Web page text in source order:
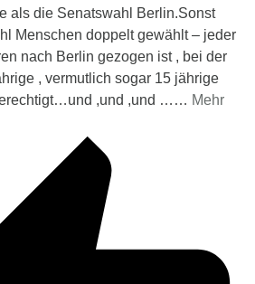
als die Senatswahl Berlin.Sonst
Menschen doppelt gewählt – jeder
nach Berlin gezogen ist , bei der
, vermutlich sogar 15 jährige
,und ,und … … Mehr